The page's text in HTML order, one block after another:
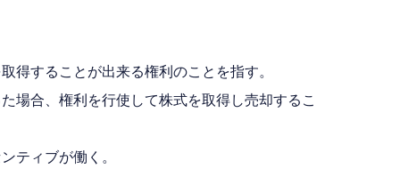
得することが出来る権利のことを指す。
場合、権利を行使して株式を取得し売却するこ
ティブが働く。